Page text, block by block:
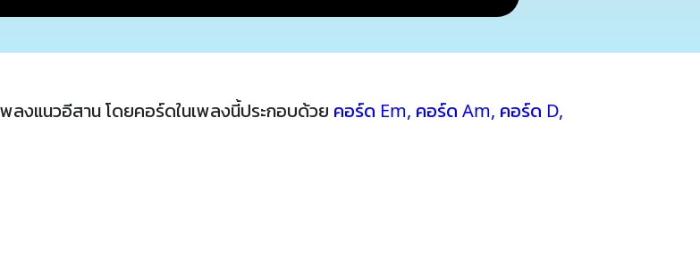
พลงแนวอีสาน โดยคอร์ดในเพลงนี้ประกอบด้วย คอร์ด Em, คอร์ด Am, คอร์ด D,